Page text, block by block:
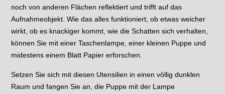
noch von anderen Flächen reflektiert und trifft auf das
Aufnahmeobjekt. Wie das alles funktioniert, ob etwas weicher
wirkt, ob es knackiger kommt, wie die Schatten sich verhalten,
können Sie mit einer Taschenlampe, einer kleinen Puppe und
midestens einem Blatt Papier erforschen.
Setzen Sie sich mit diesen Utensilien in einen völlig dunklen
Raum und fangen Sie an, die Puppe mit der Lampe